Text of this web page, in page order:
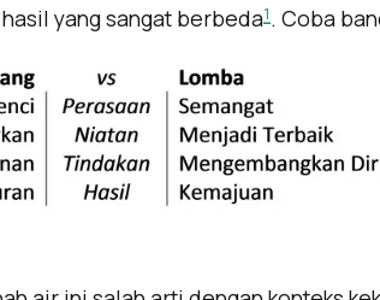
yang sangat berbeda1. Coba